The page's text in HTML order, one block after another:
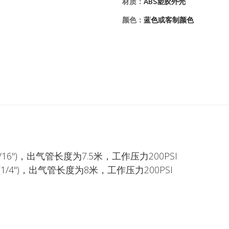
颜色： 蓝色或客制颜色
，出气管长度为7.5米，工作压力200PSI
4")，出气管长度为8米，工作压力200PSI